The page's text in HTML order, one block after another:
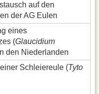
auf den
der AG Eulen
eines
(Glaucidium
den Niederlanden
Schleiereule (Tyto